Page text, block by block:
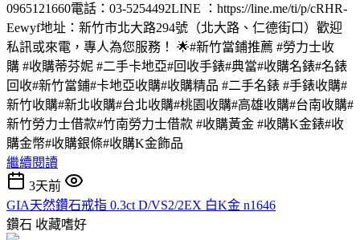
0965121660電話：03-5254492LINE ：https://line.me/ti/p/cRHR-
Eewyf地址：新竹市北大路294號（北大路、仁德街口）歡迎
私訊或來電，專人為您服務！ 🌟#新竹當鋪推薦 #勞力士收
購 #收購蒂芬妮 #二手卡地亞#回收手錶#典當#收購名錶#名錶
回收#新竹當鋪#卡地亞收購#收購精品 #二手名錶 #手錶收購#
新竹收購#新北收購#台北收購#桃園收購#高雄收購#台南收購#
新竹勞力士借款#竹南勞力士借款 #收購黃金 #收購K金錶#收
購金幣#收購銀條#收購K金飾品
繼續閱讀
3天前
GIA天然鑽石戒指 0.3ct D/VS2/2EX 白K金 n1646
鑽石 收藏嗜好